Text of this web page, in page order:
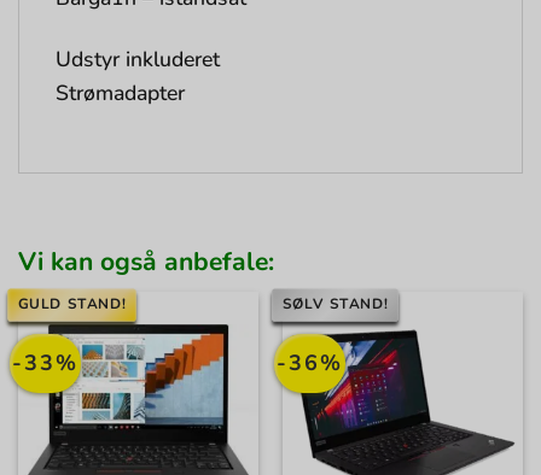
Udstyr inkluderet
Strømadapter
Vi kan også anbefale:
-33%
GULD STAND!
-36%
SØLV STAND!